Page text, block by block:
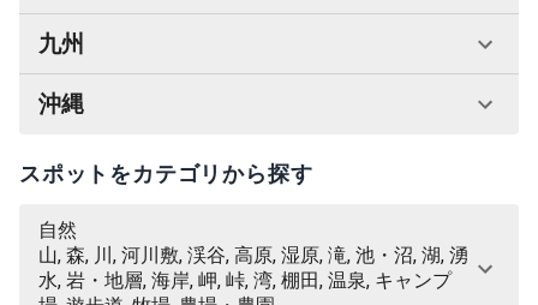
九州
沖縄
スポットをカテゴリから探す
自然
山, 森, 川, 河川敷, 渓谷, 高原, 湿原, 滝, 池・沼, 湖, 湧
水, 岩・地層, 海岸, 岬, 峠, 湾, 棚田, 温泉, キャンプ